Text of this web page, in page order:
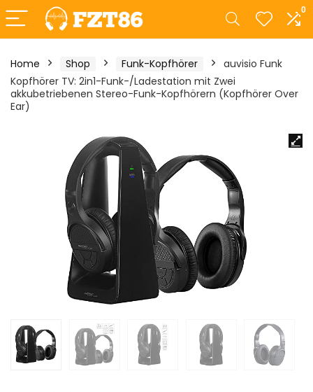
0
Home Shop Funk-Kopfhörer
auvisio Funk
Kopfhörer TV: 2in1-Funk-/Ladestation mit Zwei
akkubetriebenen Stereo-Funk-Kopfhörern (Kopfhörer Over
Ear)